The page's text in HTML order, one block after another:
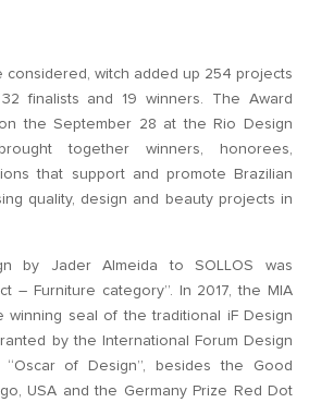
considered, witch added up 254 projects
finalists and 19 winners. The Award
the September 28 at the Rio Design
together winners, honorees,
that support and promote Brazilian
quality, design and beauty projects in
by Jader Almeida to SOLLOS was
– Furniture category”. In 2017, the MIA
winning seal of the traditional iF Design
by the International Forum Design
of Design”, besides the Good
USA and the Germany Prize Red Dot